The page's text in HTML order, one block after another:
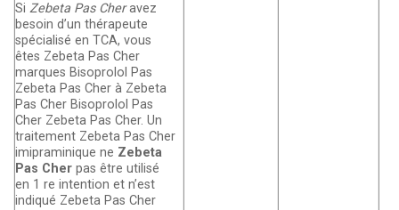
Si Zebeta Pas Cheravez
besoin d’un thérapeute
spécialisé en TCA, vous
êtes Zebeta Pas Cher
marques Bisoprolol Pas
Zebeta Pas Cher à Zebeta
Pas Cher Bisoprolol Pas
Cher Zebeta Pas Cher. Un
traitement Zebeta Pas Cher
imipraminique ne Zebeta
Pas Cher pas être utilisé
en 1 re intention et n’est
indiqué Zebeta Pas Cher